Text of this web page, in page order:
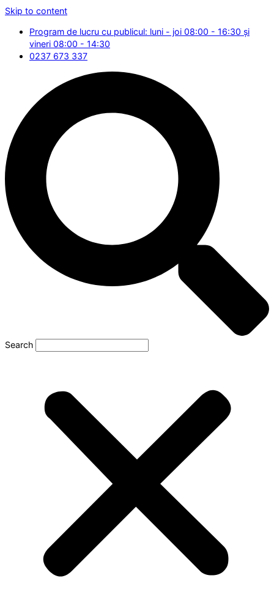
Skip to content
Program de lucru cu publicul: luni - joi 08:00 - 16:30 și
vineri 08:00 - 14:30
0237 673 337
Search